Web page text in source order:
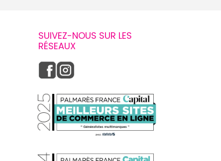
SUIVEZ-NOUS SUR LES
RÉSEAUX